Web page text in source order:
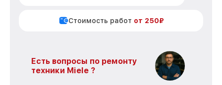
Стоимость работ от 250₽
Есть вопросы по ремонту
техники Miele ?